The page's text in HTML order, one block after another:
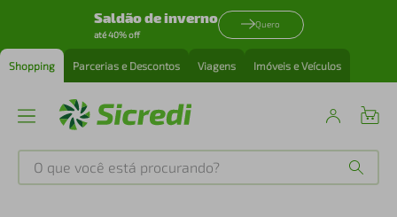
Saldão de inverno
até 40% off
Quero
Shopping Parcerias e Descontos Viagens Imóveis e Veículos
O que você está procurando?